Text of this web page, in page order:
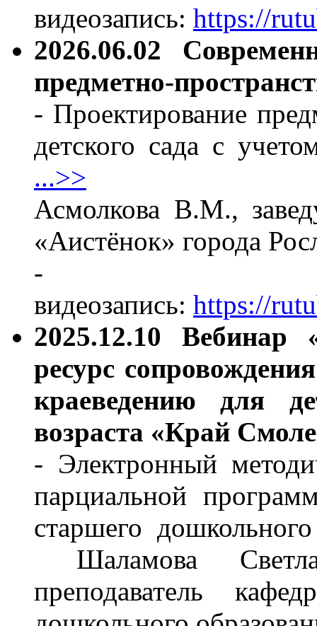
видеозапись: https://
2026.06.02
предметно-
- Проектирование
детского сада с
...>>
Асмолкова В.М.,
«Аистёнок» города
-
видеозапись: https://
2025.12.10 Вебинар
ресурс
краеведению для
возраста «Край
- Электронный
парциальной
старшего
Шаламова
преподаватель